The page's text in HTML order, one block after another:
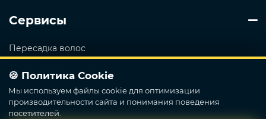
Сервисы
Пересадка волос
Трансплантация бороды
Пересадка волос у женщин
Пересадка Усов
🍪 Политика Cookie
Мы используем файлы cookie для оптимизации
производительности сайта и понимания поведения
посетителей.